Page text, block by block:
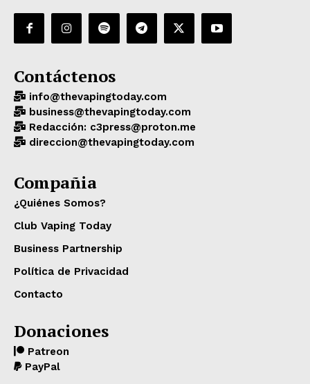
Contáctenos
info@thevapingtoday.com
business@thevapingtoday.com
Redacción: c3press@proton.me
direccion@thevapingtoday.com
Compañia
¿Quiénes Somos?
Club Vaping Today
Business Partnership
Política de Privacidad
Contacto
Donaciones
Patreon
PayPal